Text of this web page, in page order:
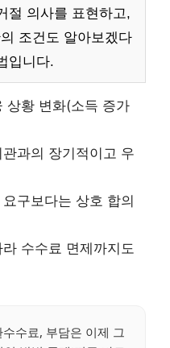
절 의사를 표현하고,
조건도 알아보겠다
입니다.
상황 변화(소득 증가
과의 장기적이고 우
구보다는 상호 합의
수수료 면제까지도
수료, 부담은 이제 그